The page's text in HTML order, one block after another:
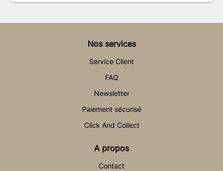
Nos services
Service Client
FAQ
Newsletter
Paiement sécurisé
Click And Collect
A propos
Contact